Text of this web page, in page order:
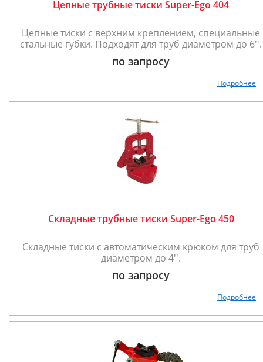
Цепные трубные тиски Super-Ego 404
Цепные тиски с верхним креплением, специальные
стальные губки. Подходят для труб диаметром до 6''.
по запросу
Подробнее
Складные трубные тиски Super-Ego 450
Складные тиски с автоматическим крюком для труб
диаметром до 4''.
по запросу
Подробнее